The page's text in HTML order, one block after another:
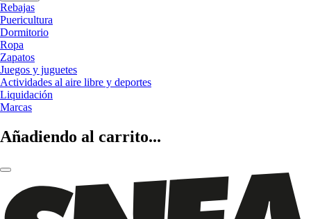
Rebajas
Puericultura
Dormitorio
Ropa
Zapatos
Juegos y juguetes
Actividades al aire libre y deportes
Liquidación
Marcas
Añadiendo al carrito...